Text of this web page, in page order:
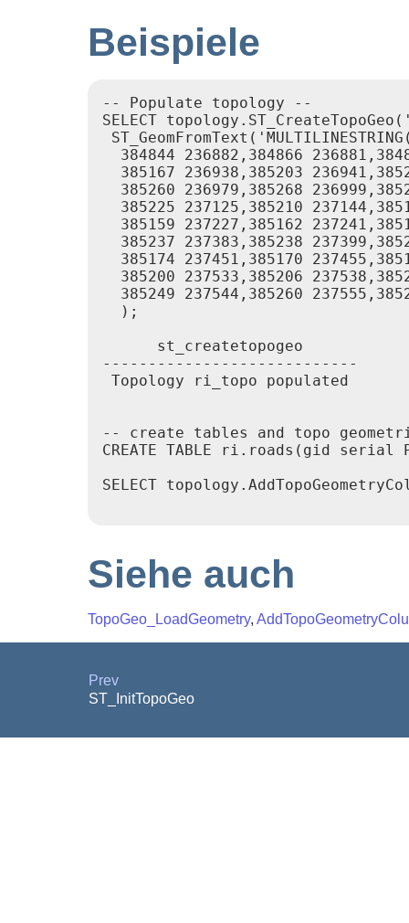
Beispiele
-- Populate topology --
SELECT
384844 236882,384866
385167 236938,385203
385260 236979,385268
385225 237125,385210
385159 237227,385162
385237 237383,385238
385174 237451,385170
385200 237533,385206
385249 237544,385260
  );
      st_createtopogeo
----------------------------
Topology ri_topo populated
-- create tables and topo
CREATE TABLE ri.roads(gid serial
SELECT
Siehe auch
TopoGeo_LoadGeometry,
Prev
ST_InitTopoGeo